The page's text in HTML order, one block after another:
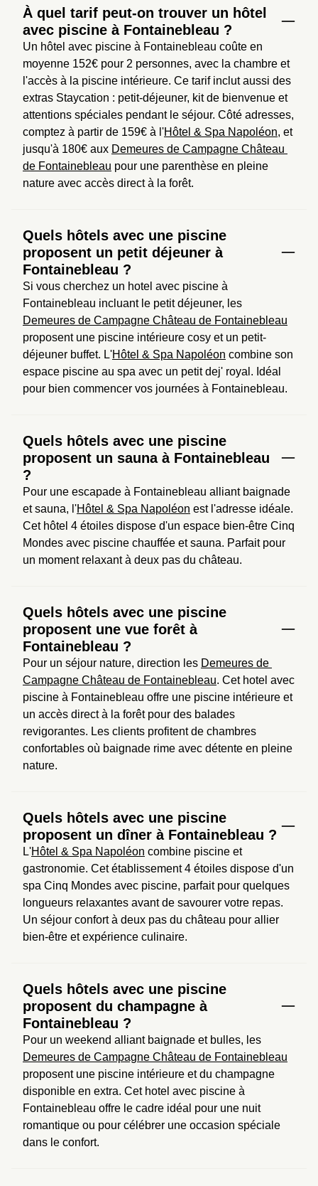
À quel tarif peut-on trouver un hôtel
avec piscine à Fontainebleau ?
Un hôtel avec piscine à Fontainebleau coûte en
moyenne 152€ pour 2 personnes, avec la chambre et
l'accès à la piscine intérieure. Ce tarif inclut aussi des
extras Staycation : petit-déjeuner, kit de bienvenue et
attentions spéciales pendant le séjour. Côté adresses,
comptez à partir de 159€ à l'Hôtel & Spa Napoléon, et
jusqu'à 180€ aux Demeures de Campagne Château
de Fontainebleau pour une parenthèse en pleine
nature avec accès direct à la forêt.
Quels hôtels avec une piscine
proposent un petit déjeuner à
Fontainebleau ?
Si vous cherchez un hotel avec piscine à
Demeures de Campagne Château de Fontainebleau
proposent une piscine intérieure cosy et un petit-
déjeuner buffet. L'Hôtel & Spa Napoléon combine son
espace piscine au spa avec un petit dej' royal. Idéal
pour bien commencer vos journées à Fontainebleau.
Quels hôtels avec une piscine
proposent un sauna à Fontainebleau
?
Pour une escapade à Fontainebleau alliant baignade
et sauna, l'Hôtel & Spa Napoléon est l'adresse idéale.
Cet hôtel 4 étoiles dispose d'un espace bien-être Cinq
Mondes avec piscine chauffée et sauna. Parfait pour
un moment relaxant à deux pas du château.
Quels hôtels avec une piscine
proposent une vue forêt à
Fontainebleau ?
Pour un séjour nature, direction les Demeures de
Campagne Château de Fontainebleau. Cet hotel avec
piscine à Fontainebleau offre une piscine intérieure et
un accès direct à la forêt pour des balades
revigorantes. Les clients profitent de chambres
confortables où baignade rime avec détente en pleine
nature.
Quels hôtels avec une piscine
proposent un dîner à Fontainebleau ?
L'Hôtel & Spa Napoléon combine piscine et
gastronomie. Cet établissement 4 étoiles dispose d'un
spa Cinq Mondes avec piscine, parfait pour quelques
longueurs relaxantes avant de savourer votre repas.
Un séjour confort à deux pas du château pour allier
bien-être et expérience culinaire.
Quels hôtels avec une piscine
proposent du champagne à
Fontainebleau ?
Demeures de Campagne Château de Fontainebleau
proposent une piscine intérieure et du champagne
disponible en extra. Cet hotel avec piscine à
Fontainebleau offre le cadre idéal pour une nuit
romantique ou pour célébrer une occasion spéciale
dans le confort.